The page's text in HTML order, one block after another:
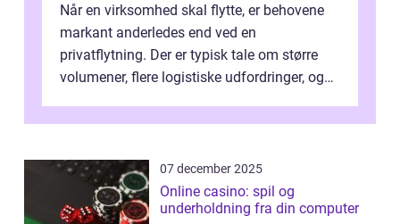
Når en virksomhed skal flytte, er behovene
markant anderledes end ved en
privatflytning. Der er typisk tale om større
volumener, flere logistiske udfordringer, og
07 december 2025
Online casino: spil og
underholdning fra din computer